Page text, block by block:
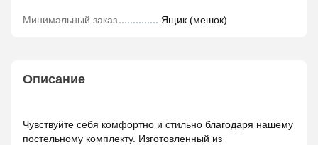
Минимальный заказ Ящик (мешок)
Описание
Чувствуйте себя комфортно и стильно благодаря нашему
постельному комплекту. Изготовленный из